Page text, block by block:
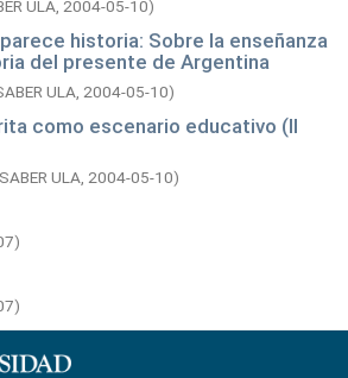
ULA, 2004-05-10)
historia: Sobre la enseñanza
del presente de Argentina
ULA, 2004-05-10)
como escenario educativo (II
SABER ULA, 2004-05-10)
)
)